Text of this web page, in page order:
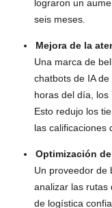
lograron un
seis meses.
Mejora de la
Una marca de
chatbots de IA
horas del día, los
Esto redujo los
las calificaciones
Optimización
Un proveedor de
analizar las rutas
de logística